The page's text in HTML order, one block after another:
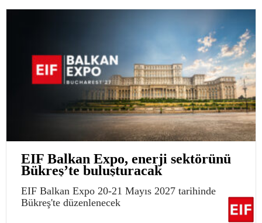
EIF Balkan Expo, enerji sektörünü
Bükreş’te buluşturacak
EIF Balkan Expo 20-21 Mayıs 2027 tarihinde
Bükreş'te düzenlenecek